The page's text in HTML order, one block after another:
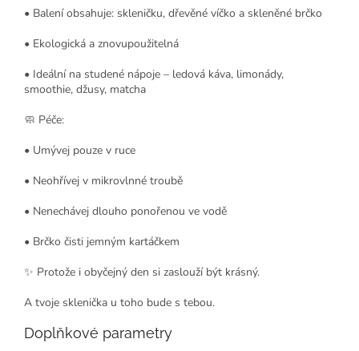
• Balení obsahuje: skleničku, dřevěné víčko a skleněné brčko
• Ekologická a znovupoužitelná
• Ideální na studené nápoje – ledová káva, limonády,
smoothie, džusy, matcha
🧼 Péče:
• Umývej pouze v ruce
• Neohřívej v mikrovlnné troubě
• Nenechávej dlouho ponořenou ve vodě
• Brčko čisti jemným kartáčkem
✨ Protože i obyčejný den si zaslouží být krásný.
A tvoje sklenička u toho bude s tebou.
Doplňkové parametry